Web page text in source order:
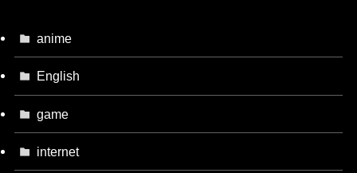
anime
English
game
internet